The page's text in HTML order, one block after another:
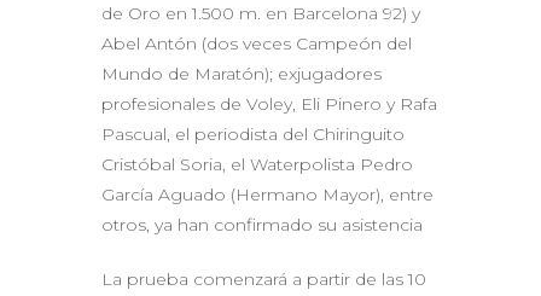
de Oro en 1.500 m. en Barcelona 92) y
Abel Antón (dos veces Campeón del
Mundo de Maratón); exjugadores
profesionales de Voley, Eli Pinero y Rafa
Pascual, el periodista del Chiringuito
Cristóbal Soria, el Waterpolista Pedro
García Aguado (Hermano Mayor), entre
otros, ya han confirmado su asistencia
La prueba comenzará a partir de las 10